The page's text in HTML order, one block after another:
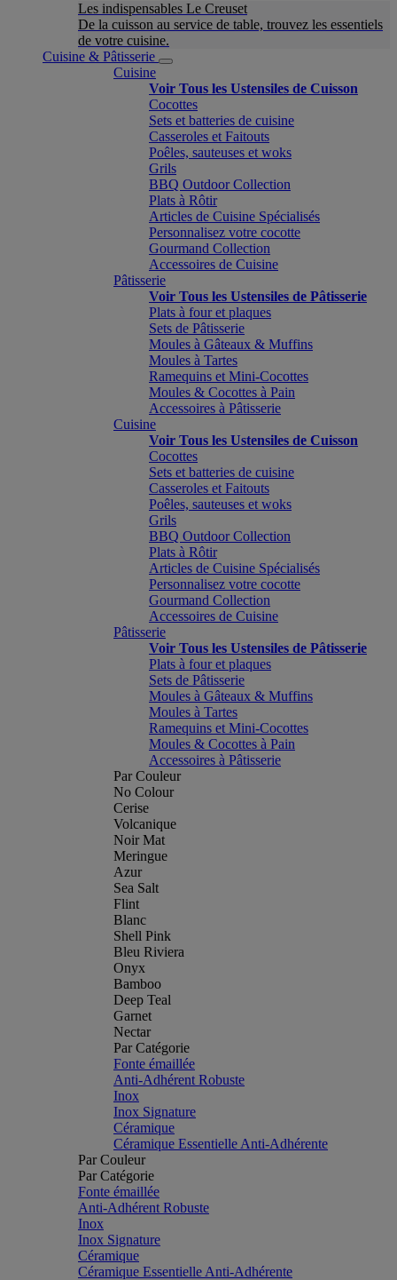
Les indispensables Le Creuset
De la cuisson au service de table, trouvez les essentiels
de votre cuisine.
Cuisine & Pâtisserie
Cuisine
Voir Tous les Ustensiles de Cuisson
Cocottes
Sets et batteries de cuisine
Casseroles et Faitouts
Poêles, sauteuses et woks
Grils
BBQ Outdoor Collection
Plats à Rôtir
Articles de Cuisine Spécialisés
Personnalisez votre cocotte
Gourmand Collection
Accessoires de Cuisine
Pâtisserie
Voir Tous les Ustensiles de Pâtisserie
Plats à four et plaques
Sets de Pâtisserie
Moules à Gâteaux & Muffins
Moules à Tartes
Ramequins et Mini-Cocottes
Moules & Cocottes à Pain
Accessoires à Pâtisserie
Cuisine
Voir Tous les Ustensiles de Cuisson
Cocottes
Sets et batteries de cuisine
Casseroles et Faitouts
Poêles, sauteuses et woks
Grils
BBQ Outdoor Collection
Plats à Rôtir
Articles de Cuisine Spécialisés
Personnalisez votre cocotte
Gourmand Collection
Accessoires de Cuisine
Pâtisserie
Voir Tous les Ustensiles de Pâtisserie
Plats à four et plaques
Sets de Pâtisserie
Moules à Gâteaux & Muffins
Moules à Tartes
Ramequins et Mini-Cocottes
Moules & Cocottes à Pain
Accessoires à Pâtisserie
Par Couleur
No Colour
Cerise
Volcanique
Noir Mat
Meringue
Azur
Sea Salt
Flint
Blanc
Shell Pink
Bleu Riviera
Onyx
Bamboo
Deep Teal
Garnet
Nectar
Par Catégorie
Fonte émaillée
Anti-Adhérent Robuste
Inox
Inox Signature
Céramique
Céramique Essentielle Anti-Adhérente
Par Couleur
Par Catégorie
Fonte émaillée
Anti-Adhérent Robuste
Inox
Inox Signature
Céramique
Céramique Essentielle Anti-Adhérente